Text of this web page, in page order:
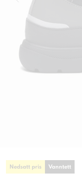
Nedsatt pris Vanntett